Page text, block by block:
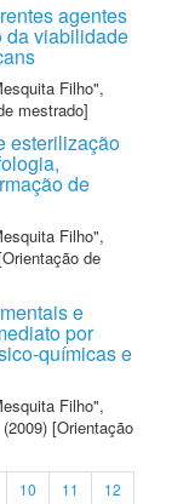
agentes
da viabilidade
Filho",
mestrado]
esterilização
de
Filho",
de
e
por
químicas e
Filho",
(2009) [Orientação
10 11 12